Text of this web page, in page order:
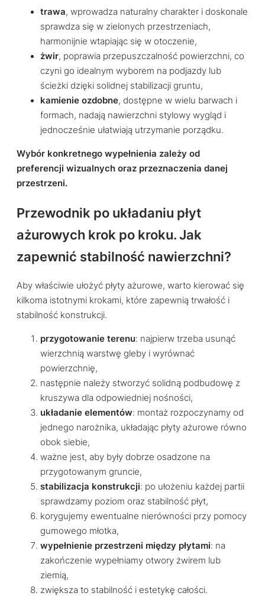
trawa, wprowadza naturalny charakter i doskonale
sprawdza się w zielonych przestrzeniach,
harmonijnie wtapiając się w otoczenie,
żwir, poprawia przepuszczalność powierzchni, co
czyni go idealnym wyborem na podjazdy lub
ścieżki dzięki solidnej stabilizacji gruntu,
kamienie ozdobne, dostępne w wielu barwach i
formach, nadają nawierzchni stylowy wygląd i
jednocześnie ułatwiają utrzymanie porządku.
Wybór konkretnego wypełnienia zależy od
preferencji wizualnych oraz przeznaczenia danej
przestrzeni.
Przewodnik po układaniu płyt
ażurowych krok po kroku. Jak
zapewnić stabilność nawierzchni?
Aby właściwie ułożyć płyty ażurowe, warto kierować się
kilkoma istotnymi krokami, które zapewnią trwałość i
stabilność konstrukcji.
przygotowanie terenu: najpierw trzeba usunąć
wierzchnią warstwę gleby i wyrównać
powierzchnię,
następnie należy stworzyć solidną podbudowę z
kruszywa dla odpowiedniej nośności,
układanie elementów: montaż rozpoczynamy od
jednego narożnika, układając płyty ażurowe równo
obok siebie,
ważne jest, aby były dobrze osadzone na
przygotowanym gruncie,
stabilizacja konstrukcji: po ułożeniu każdej partii
sprawdzamy poziom oraz stabilność płyt,
korygujemy ewentualne nierówności przy pomocy
gumowego młotka,
wypełnienie przestrzeni między płytami: na
zakończenie wypełniamy otwory żwirem lub
ziemią,
zwiększa to stabilność i estetykę całości.